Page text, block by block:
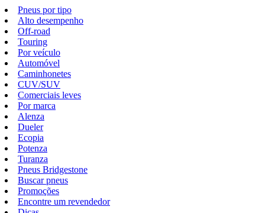
Pneus por tipo
Alto desempenho
Off-road
Touring
Por veículo
Automóvel
Caminhonetes
CUV/SUV
Comerciais leves
Por marca
Alenza
Dueler
Ecopia
Potenza
Turanza
Pneus Bridgestone
Buscar pneus
Promoções
Encontre um revendedor